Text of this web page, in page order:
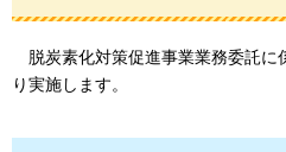
脱炭素化対策促進事業業務委託
り実施します。